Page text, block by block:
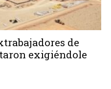
de
exigiéndole